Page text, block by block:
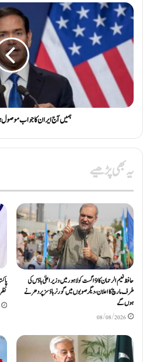
ہمیں آج ایران کا جواب موصول
یہ بھی پڑھیے
حافظ نعیم الرحمان کا 9 اگست کو لاہور میں وزیر اعلیٰ ہاؤس کی
طرف مارچ کا اعلان، دیگر صوبوں میں گورنر ہاؤسز پر دھرنے
ہوں گے
08/08/2026